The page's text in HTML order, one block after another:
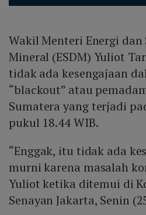
Wakil Menteri Energi dan
Mineral (ESDM) Yuliot
tidak ada kesengajaan
“blackout” atau
Sumatera yang terjadi
pukul 18.44 WIB.
“Enggak, itu tidak ada
murni karena masalah
Yuliot ketika ditemui di
Senayan Jakarta, Senin